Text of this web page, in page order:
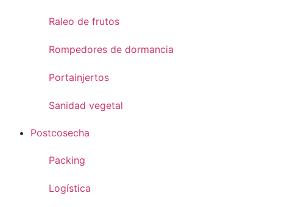
Raleo de frutos
Rompedores de dormancia
Portainjertos
Sanidad vegetal
Postcosecha
Packing
Logística